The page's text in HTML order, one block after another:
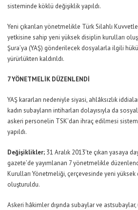
sisteminde köklü değişiklik yapıldı.
Yeni çıkarılan yönetmelikle Türk Silahlı
yetkisine sahip yeni yüksek disiplin kurulları
Şura’ya (YAŞ) gönderilecek dosyalarla ilgili
yürürlükten kaldırıldı.
7 YÖNETMELİK DÜZENLENDİ
YAŞ kararları nedeniyle siyasi, ahlâksızlık
kadın subayların intiharları dolayısıyla da
askeri personelin TSK’dan ihraç edilmesi
yapıldı.
Değişiklikler; 31 Aralık 2013’te çıkan yasaya
gazete’de yayımlanan 7 yönetmelikle
Kurulları Yönetmeliği, çerçevesinde yeni yüksek
oluşturuldu.
Askeri hâkimler dışında subaylar ve